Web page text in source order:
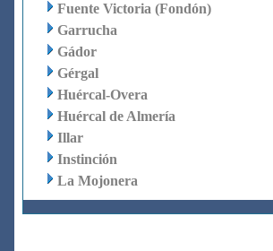
Fuente Victoria (Fondón)
Garrucha
Gádor
Gérgal
Huércal-Overa
Huércal de Almería
Illar
Instinción
La Mojonera